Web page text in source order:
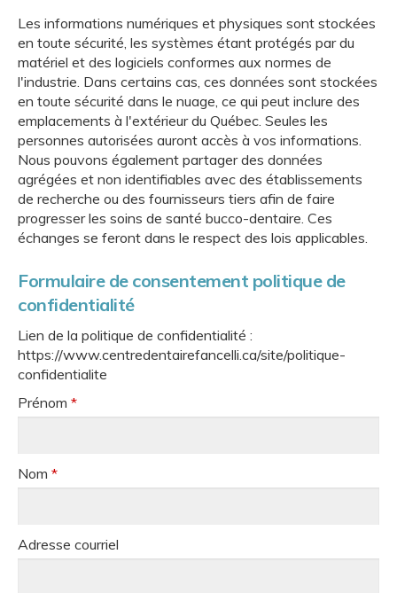
Les informations numériques et physiques sont stockées
en toute sécurité, les systèmes étant protégés par du
matériel et des logiciels conformes aux normes de
l'industrie. Dans certains cas, ces données sont stockées
en toute sécurité dans le nuage, ce qui peut inclure des
emplacements à l'extérieur du Québec. Seules les
personnes autorisées auront accès à vos informations.
Nous pouvons également partager des données
agrégées et non identifiables avec des établissements
de recherche ou des fournisseurs tiers afin de faire
progresser les soins de santé bucco-dentaire. Ces
échanges se feront dans le respect des lois applicables.
Formulaire de consentement politique de
confidentialité
Lien de la politique de confidentialité :
https://www.centredentairefancelli.ca/site/politique-
confidentialite
Prénom *
Nom *
Adresse courriel